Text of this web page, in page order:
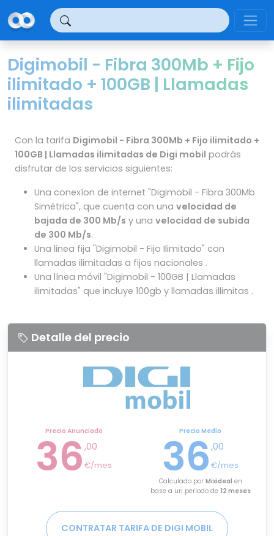
Digimobil - Fibra 300Mb + Fijo
ilimitado + 100GB | Llamadas
ilimitadas
Con la tarifa Digimobil - Fibra 300Mb + Fijo ilimitado +
100GB | Llamadas ilimitadas de Digi mobil podrás
disfrutar de los servicios siguientes:
Una conexíon de internet "Digimobil - Fibra 300Mb
Simétrica", que cuenta con una velocidad de
bajada de 300 Mb/s y una velocidad de subida
de 300 Mb/s.
Una linea fija "Digimobil - Fijo Ilimitado" con
llamadas ilimitadas a fijos nacionales .
Una línea móvil "Digimobil - 100GB | Llamadas
ilimitadas" que incluye 100gb y llamadas illimitas .
Detalle del precio
Precio Anunciado
36 ,00
€/mes
Precio Medio
36 ,00
€/mes
Calculado por Mixideal en
base a un periodo de 12 meses
CONTRATAR TARIFA DE DIGI MOBIL
Panel de gestión de cookies